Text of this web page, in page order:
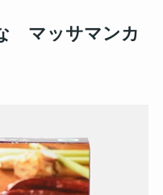
マッサマンカ